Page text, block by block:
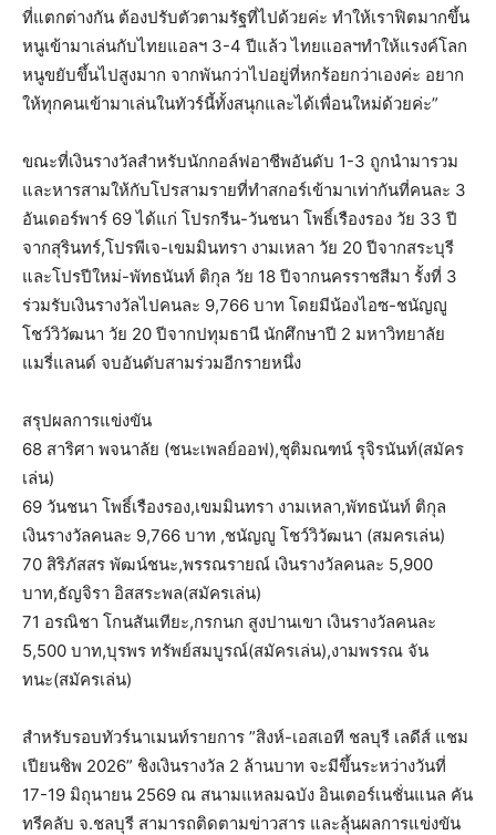
ที่แตกต่างกัน ต้องปรับตัวตามรัฐที่ไปด้วยค่ะ ทำให้เราฟิตมากขึ้น
หนูเข้ามาเล่นกับไทยแอลฯ 3-4 ปีแล้ว ไทยแอลฯทำให้แรงค์โลก
หนูขยับขึ้นไปสูงมาก จากพันกว่าไปอยู่ที่หกร้อยกว่าเองค่ะ อยาก
ให้ทุกคนเข้ามาเล่นในทัวร์นี้ทั้งสนุกและได้เพื่อนใหม่ด้วยค่ะ”
ขณะที่เงินรางวัลสำหรับนักกอล์ฟอาชีพอันดับ 1-3 ถูกนำมารวม
และหารสามให้กับโปรสามรายที่ทำสกอร์เข้ามาเท่ากันที่คนละ 3
อันเดอร์พาร์ 69 ได้แก่ โปรกรีน-วันชนา โพธิ์เรืองรอง วัย 33 ปี
จากสุรินทร์,โปรพีเจ-เขมมินทรา งามเหลา วัย 20 ปีจากสระบุรี
และโปรปีใหม่-พัทธนันท์ ติกุล วัย 18 ปีจากนครราชสีมา รั้งที่ 3
ร่วมรับเงินรางวัลไปคนละ 9,766 บาท โดยมีน้องไอซ-ชนัญญู
โชว์วิวัฒนา วัย 20 ปีจากปทุมธานี นักศึกษาปี 2 มหาวิทยาลัย
แมรี่แลนด์ จบอันดับสามร่วมอีกรายหนึ่ง
สรุปผลการแข่งขัน
68 สาริศา พจนาลัย (ชนะเพลย์ออฟ),ชุติมณฑน์ รุจิรนันท์(สมัคร
เล่น)
69 วันชนา โพธิ์เรืองรอง,เขมมินทรา งามเหลา,พัทธนันท์ ติกุล
เงินรางวัลคนละ 9,766 บาท ,ชนัญญู โชว์วิวัฒนา (สมครเล่น)
70 สิริภัสสร พัฒน์ชนะ,พรรณรายณ์ เงินรางวัลคนละ 5,900
บาท,ธัญจิรา อิสสระพล(สมัครเล่น)
71 อรณิชา โกนสันเทียะ,กรกนก สูงปานเขา เงินรางวัลคนละ
5,500 บาท,บุรพร ทรัพย์สมบูรณ์(สมัครเล่น),งามพรรณ จัน
ทนะ(สมัครเล่น)
สำหรับรอบทัวร์นาเมนท์รายการ ”สิงห์-เอสเอที ชลบุรี เลดีส์ แชม
เปียนชิพ 2026” ชิงเงินรางวัล 2 ล้านบาท จะมีขึ้นระหว่างวันที่
17-19 มิถุนายน 2569 ณ สนามแหลมฉบัง อินเตอร์เนชั่นแนล คัน
ทรีคลับ จ.ชลบุรี สามารถติดตามข่าวสาร และลุ้นผลการแข่งขัน